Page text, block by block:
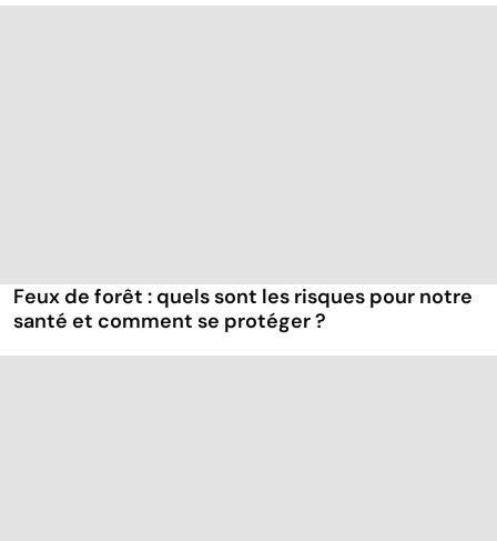
Feux de forêt : quels sont les risques pour notre
santé et comment se protéger ?